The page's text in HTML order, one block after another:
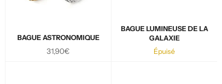
BAGUE ASTRONOMIQUE
Prix
31,90€
BAGUE LUMINEUSE DE LA
GALAXIE
Épuisé